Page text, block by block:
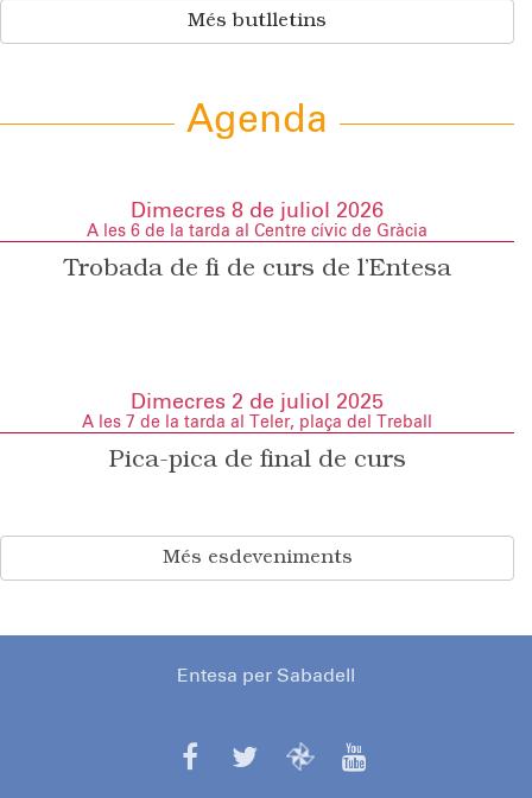
Més butlletins
Agenda
Dimecres 8 de juliol 2026
A les 6 de la tarda al Centre cívic de Gràcia
Trobada de fi de curs de l’Entesa
Dimecres 2 de juliol 2025
A les 7 de la tarda al Teler, plaça del Treball
Pica-pica de final de curs
Més esdeveniments
Entesa per Sabadell